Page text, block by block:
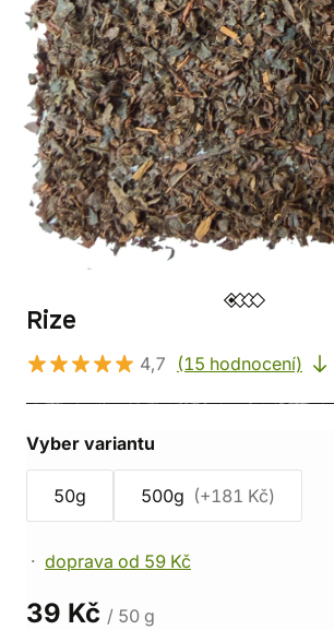
Rize
4,7 (15 hodnocení)
Vyber variantu
50g 500g (+181 Kč)
doprava od 59 Kč
39 Kč / 50 g